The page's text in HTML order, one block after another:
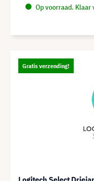
Op voorraad.
Gratis verzending!